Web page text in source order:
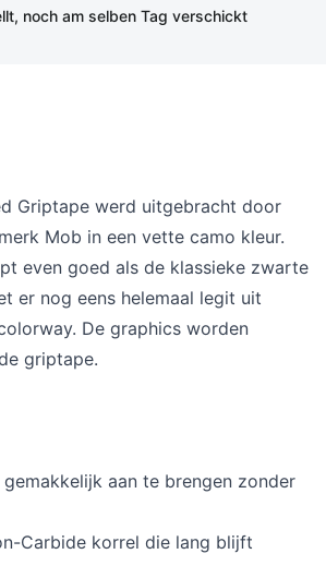
noch am selben Tag verschickt
Griptape werd uitgebracht door
Mob in een vette camo kleur.
even goed als de klassieke zwarte
er nog eens helemaal legit uit
De graphics worden
griptape.
aan te brengen zonder
Carbide korrel die lang blijft